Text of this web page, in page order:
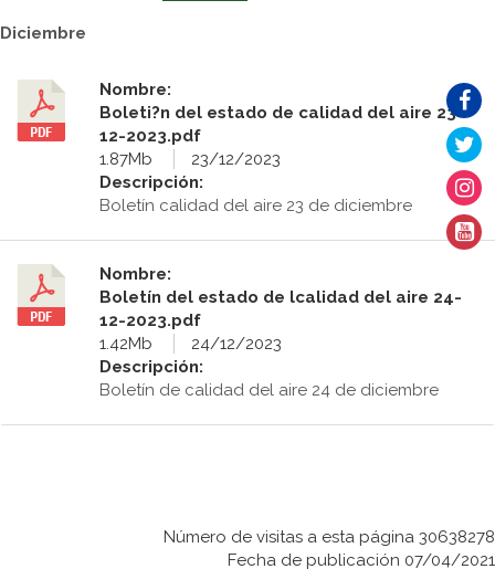
Diciembre
Nombre:
Boleti?n del estado de calidad del aire 23-
12-2023.pdf
1.87Mb
23/12/2023
Descripción:
Boletín calidad del aire 23 de diciembre
Nombre:
Boletín del estado de lcalidad del aire 24-
12-2023.pdf
1.42Mb
24/12/2023
Descripción:
Boletín de calidad del aire 24 de diciembre
Número de visitas a esta página 30638278
Fecha de publicación 07/04/2021